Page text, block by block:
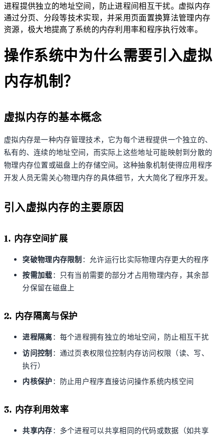
进程提供独立的地址空间，防止进程间相互干扰。虚拟内存
通过分页、分段等技术实现，并采用页面置换算法管理内存
资源，极大地提高了系统的内存利用率和程序执行效率。
操作系统中为什么需要引入虚拟
内存机制？
虚拟内存的基本概念
虚拟内存是一种内存管理技术，它为每个进程提供一个独立的、
私有的、连续的地址空间，而实际上这些地址可能映射到分散的
物理内存位置或磁盘上的存储空间。这种抽象机制使得应用程序
开发人员无需关心物理内存的具体细节，大大简化了程序开发。
引入虚拟内存的主要原因
1. 内存空间扩展
突破物理内存限制 ：允许运行比实际物理内存更大的程序
按需加载：只有当前需要的部分才占用物理内存，其余部
分保留在磁盘上
2. 内存隔离与保护
进程隔离：每个进程拥有独立的地址空间，防止相互干扰
访问控制 ：通过页表权限位控制内存访问权限（读、写、
执行）
内核保护：防止用户程序直接访问操作系统内核空间
3. 内存利用效率
共享内存：多个进程可以共享相同的代码或数据（如共享